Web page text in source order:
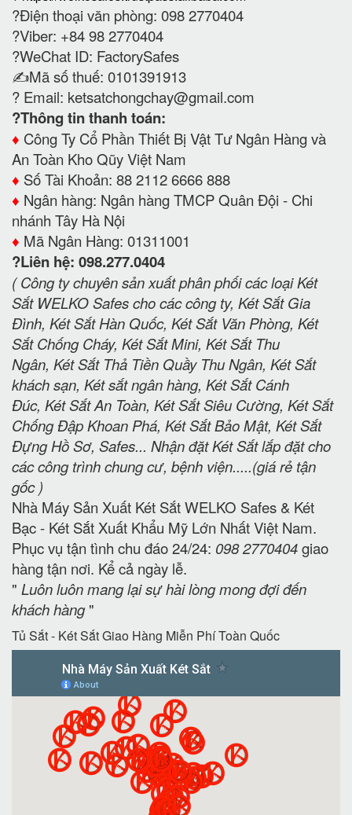
?Điện thoại văn phòng: 098 2770404
?Viber: +84 98 2770404
?WeChat ID: FactorySafes
✍️Mã số thuế: 0101391913
? Email: ketsatchongchay@gmail.com
?Thông tin thanh toán:
♦️ Công Ty Cổ Phần Thiết Bị Vật Tư Ngân Hàng và
An Toàn Kho Qũy Việt Nam
♦️ Số Tài Khoản: 88 2112 6666 888
♦️ Ngân hàng: Ngân hàng TMCP Quân Đội - Chi
nhánh Tây Hà Nội
♦️ Mã Ngân Hàng: 01311001
?Liên hệ: 098.277.0404
( Công ty chuyên sản xuất phân phối các loại Két
Sắt WELKO Safes cho các công ty, Két Sắt Gia
Đình, Két Sắt Hàn Quốc, Két Sắt Văn Phòng, Két
Sắt Chống Cháy, Két Sắt Mini, Két Sắt Thu
Ngân, Két Sắt Thả Tiền Quầy Thu Ngân, Két Sắt
khách sạn, Két sắt ngân hàng, Két Sắt Cánh
Đúc, Két Sắt An Toàn, Két Sắt Siêu Cường, Két Sắt
Chống Đập Khoan Phá, Két Sắt Bảo Mật, Két Sắt
Đựng Hồ Sơ, Safes... Nhận đặt Két Sắt lắp đặt cho
các công trình chung cư, bệnh viện.....(giá rẻ tận
gốc )
Nhà Máy Sản Xuất Két Sắt WELKO Safes & Két
Bạc - Két Sắt Xuất Khẩu Mỹ Lớn Nhất Việt Nam.
Phục vụ tận tình chu đáo 24/24: 098 2770404giao
hàng tận nơi. Kể cả ngày lễ.
" Luôn luôn mang lại sự hài lòng mong đợi đến
khách hàng"
Tủ Sắt - Két Sắt Giao Hàng Miễn Phí Toàn Quốc